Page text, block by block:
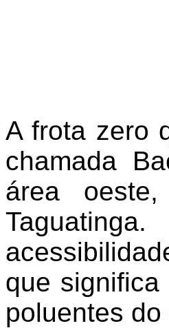
A frota zero
chamada
área
que
poluentes